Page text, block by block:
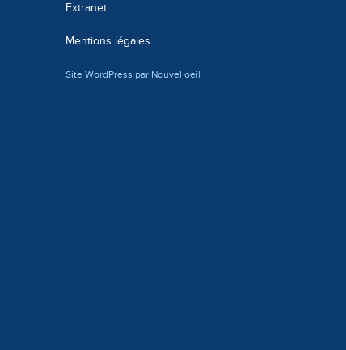
Extranet
Mentions légales
Site WordPress par Nouvel oeil